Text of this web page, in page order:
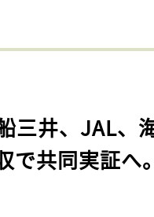
三井、JAL、
で共同実証へ